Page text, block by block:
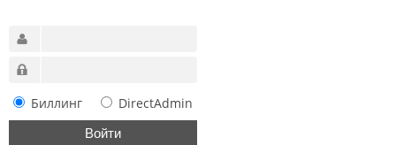
Биллинг DirectAdmin